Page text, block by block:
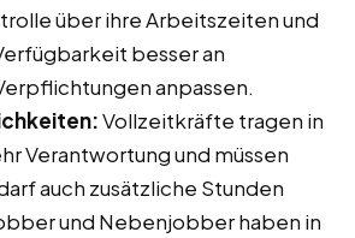
über ihre Arbeitszeiten und
besser an
anpassen.
Vollzeitkräfte tragen in
Verantwortung und müssen
auch zusätzliche Stunden
und Nebenjobber haben in